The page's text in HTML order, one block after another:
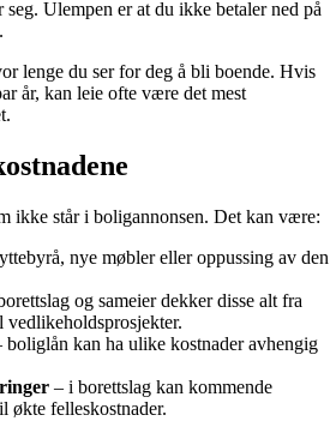
seg. Ulempen er at du ikke betaler ned på
lenge du ser for deg å bli boende. Hvis
år, kan leie ofte være det mest
ikke står i boligannonsen. Det kan være:
nye møbler eller oppussing av den
og sameier dekker disse alt fra
vedlikeholdsprosjekter.
boliglån kan ha ulike kostnader avhengig
– i borettslag kan kommende
økte felleskostnader.